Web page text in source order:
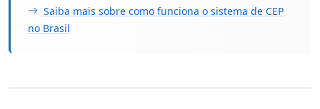
Saiba mais sobre como funciona o sistema de CEP
no Brasil